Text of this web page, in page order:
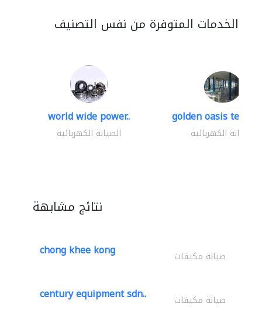
الخدمات المتوفرة من نفس التصنيف
world wide power..
الصيانة الكهربائية
golden oasis
الصيانة الكهربائية
نتائج مشابهة
chong khee kong صيانة مكيفات
century equipment sdn.. صيانة مكيفات